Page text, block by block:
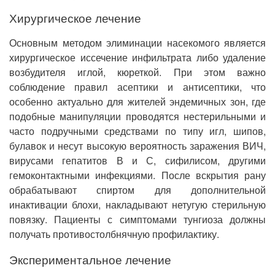
Хирургическое лечение
Основным методом элиминации насекомого является
хирургическое иссечение инфильтрата либо удаление
возбудителя иглой, кюреткой. При этом важно
соблюдение правил асептики и антисептики, что
особенно актуально для жителей эндемичных зон, где
подобные манипуляции проводятся нестерильными и
часто подручными средствами по типу игл, шипов,
булавок и несут высокую вероятность заражения ВИЧ,
вирусами гепатитов В и С, сифилисом, другими
гемоконтактными инфекциями. После вскрытия рану
обрабатывают спиртом для дополнительной
инактивации блохи, накладывают нетугую стерильную
повязку. Пациенты с симптомами тунгиоза должны
получать противостолбнячную профилактику.
Экспериментальное лечение